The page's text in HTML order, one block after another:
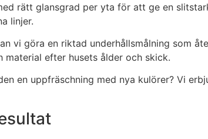
rätt glansgrad per yta för att ge en
linjer.
vi göra en riktad underhållsmålning som
efter husets ålder och skick.
en uppfräschning med nya kulörer? Vi